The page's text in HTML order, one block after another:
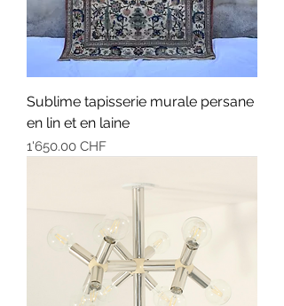
Sublime tapisserie murale persane
en lin et en laine
Prix
1'650.00 CHF